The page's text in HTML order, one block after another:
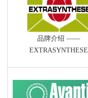
品牌介绍 ——
EXTRASYNTHESE